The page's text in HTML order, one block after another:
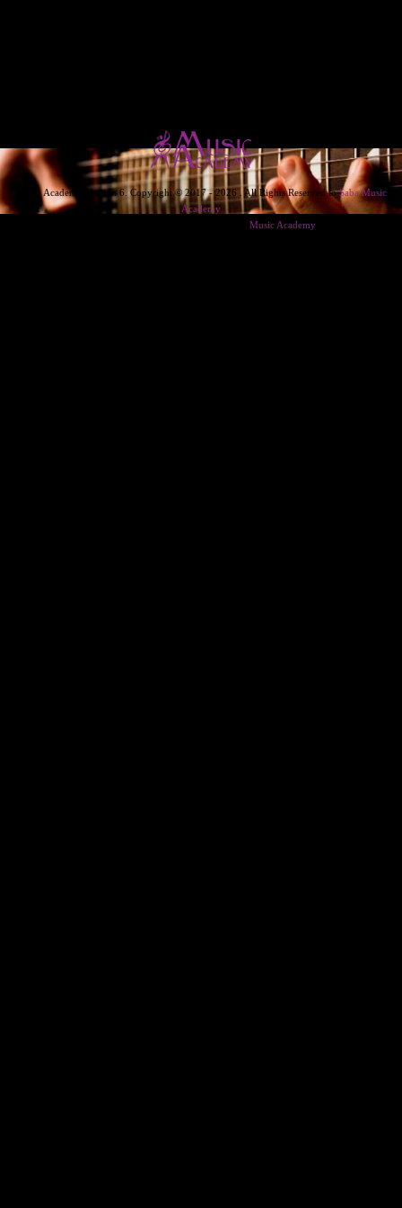
Music Academy Version 6. Copyright © 2017 - 2026 . All Rights Reserved toSaba Music
Academy
Music Academy